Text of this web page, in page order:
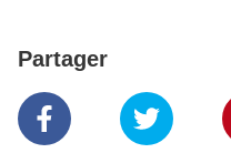
Partager